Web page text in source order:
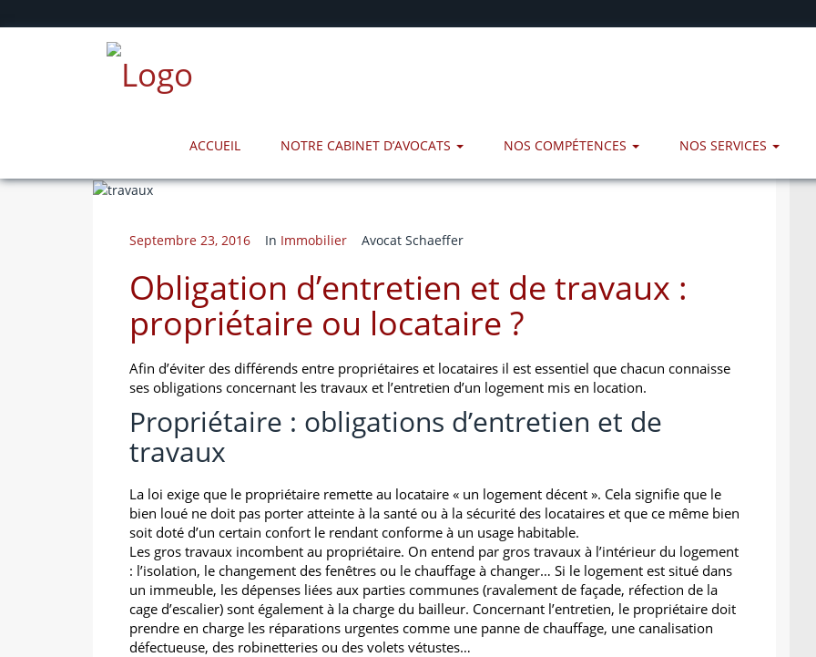
ACCUEIL NOTRE CABINET D’AVOCATS NOS COMPÉTENCES NOS SERVICES
Septembre 23, 2016 In Immobilier Avocat Schaeffer
Obligation d’entretien et de travaux :
propriétaire ou locataire ?
Afin d’éviter des différends entre propriétaires et locataires il est essentiel que chacun connaisse
ses obligations concernant les travaux et l’entretien d’un logement mis en location.
Propriétaire : obligations d’entretien et de
travaux
La loi exige que le propriétaire remette au locataire « un logement décent ». Cela signifie que le
bien loué ne doit pas porter atteinte à la santé ou à la sécurité des locataires et que ce même bien
soit doté d’un certain confort le rendant conforme à un usage habitable.
Les gros travaux incombent au propriétaire. On entend par gros travaux à l’intérieur du logement
: l’isolation, le changement des fenêtres ou le chauffage à changer… Si le logement est situé dans
un immeuble, les dépenses liées aux parties communes (ravalement de façade, réfection de la
cage d’escalier) sont également à la charge du bailleur. Concernant l’entretien, le propriétaire doit
prendre en charge les réparations urgentes comme une panne de chauffage, une canalisation
défectueuse, des robinetteries ou des volets vétustes…